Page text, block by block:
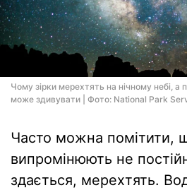
Чому зірки мерехтять на нічному небі, а
може здивувати | Фото: National Park
Часто можна помітити,
випромінюють не
здається, мерехтять.